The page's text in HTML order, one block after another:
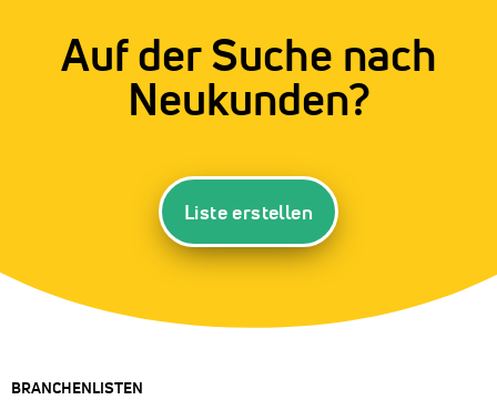
Auf der Suche nach
Neukunden?
Liste erstellen
BRANCHENLISTEN